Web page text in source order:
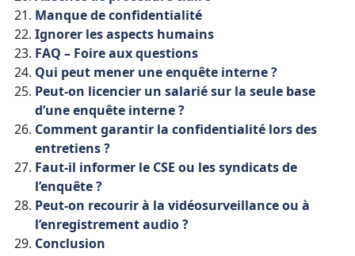
Manquedeconfidentialité
Ignorer lesaspects humains
FAQ – Foireauxquestions
Qui peut mener uneenquête interne ?
Peut-on licencier un salariésur la seule base
d’uneenquête interne ?
Commentgarantir la confidentialité lorsdes
entretiens ?
Faut-il informer le CSE ou lessyndicatsde
l’enquête ?
Peut-on recourirà la vidéosurveillanceou à
l’enregistrementaudio ?
Conclusion